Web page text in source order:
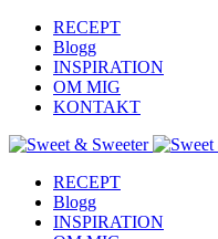
RECEPT
Blogg
INSPIRATION
OM MIG
KONTAKT
RECEPT
Blogg
INSPIRATION